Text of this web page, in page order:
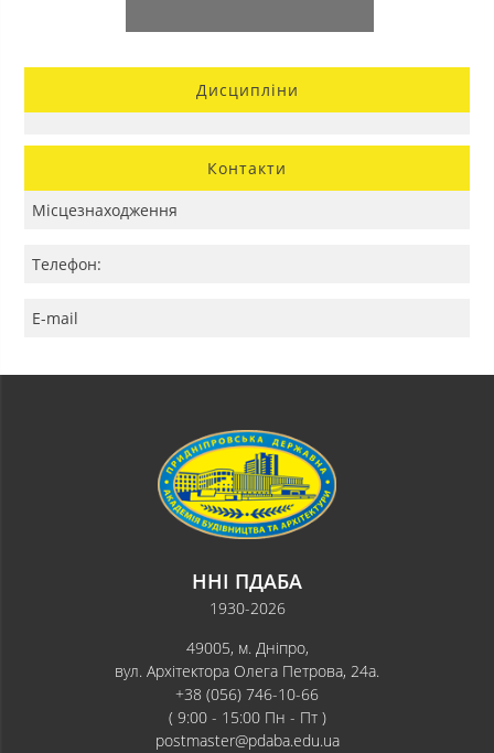
Дисципліни
Контакти
Місцезнаходження
Телефон:
E-mail
ННІ ПДАБА
1930-2026
49005, м. Дніпро,
вул. Архітектора Олега Петрова, 24а.
+38 (056) 746-10-66
( 9:00 - 15:00 Пн - Пт )
postmaster@pdaba.edu.ua